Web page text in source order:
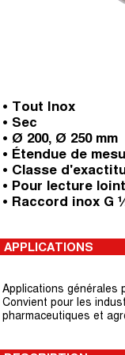
• Tout Inox
• Sec
• Ø 200, Ø 250 mm
• Étendue de
• Classe
• Pour lecture
• Raccord inox G
APPLICATIONS
Applications générales
Convient pour les
pharmaceutiques et